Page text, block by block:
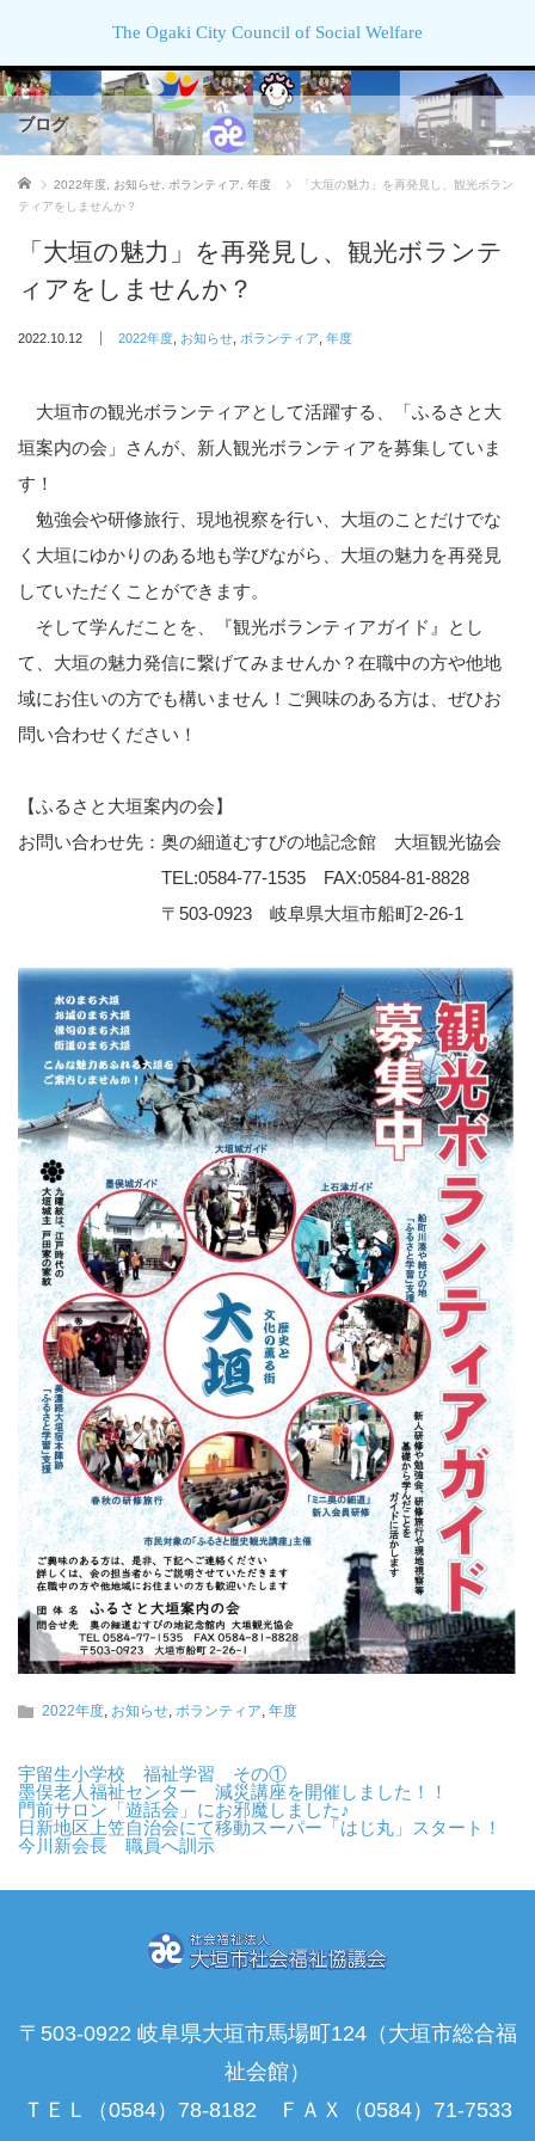
The Ogaki City Council of Social Welfare
ブログ
ホーム 2022年度 お知らせ ボランティア 年度
「大垣の魅力」を再発見し、観光ボラン
ティアをしませんか？
「大垣の魅力」を再発見し、観光ボランテ
ィアをしませんか？
2022.10.12 2022年度 お知らせ ボランティア 年度
大垣市の観光ボランティアとして活躍する、「ふるさと大
垣案内の会」さんが、新人観光ボランティアを募集していま
す！
勉強会や研修旅行、現地視察を行い、大垣のことだけでな
く大垣にゆかりのある地も学びながら、大垣の魅力を再発見
していただくことができます。
そして学んだことを、『観光ボランティアガイド』とし
て、大垣の魅力発信に繋げてみませんか？在職中の方や他地
域にお住いの方でも構いません！ご興味のある方は、ぜひお
問い合わせください！
【ふるさと大垣案内の会】
お問い合わせ先：奥の細道むすびの地記念館 大垣観光協会
TEL:0584-77-1535 FAX:0584-81-8828
〒503-0923 岐阜県大垣市船町2-26-1
2022年度, お知らせ, ボランティア, 年度
宇留生小学校 福祉学習 その①
墨俣老人福祉センター 減災講座を開催しました！！
門前サロン「遊話会」にお邪魔しました♪
日新地区上笠自治会にて移動スーパー「はじ丸」スタート！
今川新会長 職員へ訓示
〒503-0922 岐阜県大垣市馬場町124（大垣市総合福
祉会館）
ＴＥＬ（0584）78-8182 ＦＡＸ（0584）71-7533